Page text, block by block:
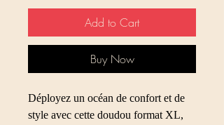
Add to Cart
Buy Now
Déployez un océan de confort et de
style avec cette doudou format XL,